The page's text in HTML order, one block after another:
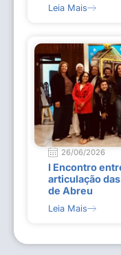
Leia Mais
26/06/2026
I Encontro
articulação
de Abreu
Leia Mais